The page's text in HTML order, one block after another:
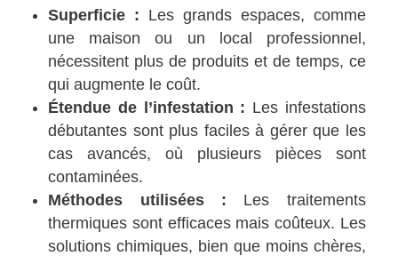
Superficie : Les grands espaces, comme
une maison ou un local professionnel,
nécessitent plus de produits et de temps, ce
qui augmente le coût.
Étendue de l’infestation : Les infestations
débutantes sont plus faciles à gérer que les
cas avancés, où plusieurs pièces sont
contaminées.
Méthodes utilisées : Les traitements
thermiques sont efficaces mais coûteux. Les
solutions chimiques, bien que moins chères,